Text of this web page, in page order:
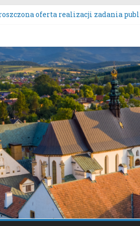
oferta realizacji zadania
Wieńców Dożynkowych
uwag do oferty realizacji
społeczne dotyczące zmiany